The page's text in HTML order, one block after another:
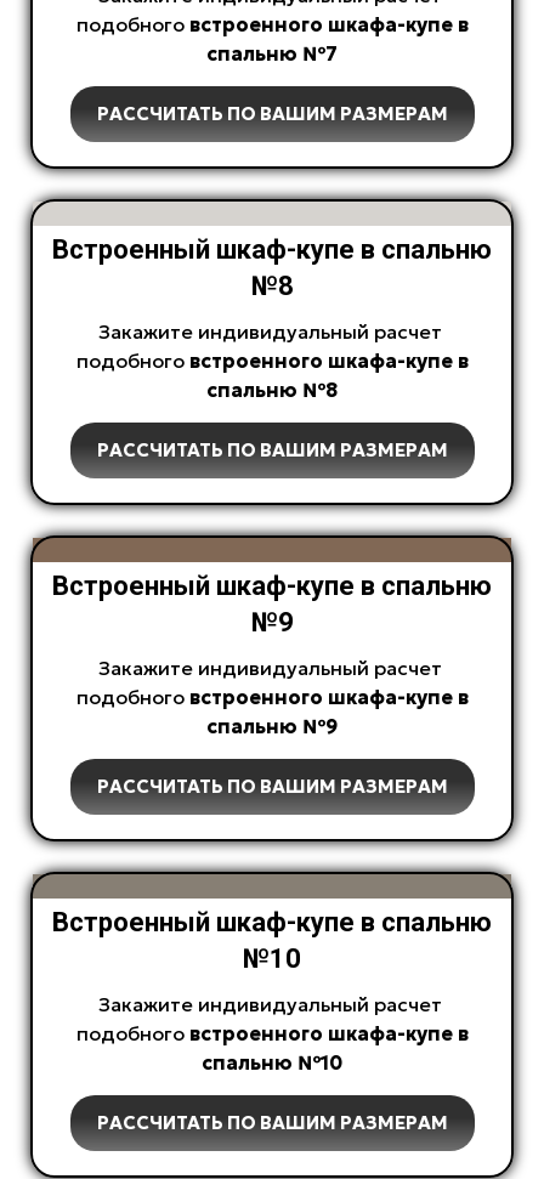
подобного встроенного шкафа-купе в
спальню №7
РАССЧИТАТЬ ПО ВАШИМ РАЗМЕРАМ
Встроенный шкаф-купе в спальню
№8
Закажите индивидуальный расчет
подобного встроенного шкафа-купе в
спальню №8
РАССЧИТАТЬ ПО ВАШИМ РАЗМЕРАМ
Встроенный шкаф-купе в спальню
№9
Закажите индивидуальный расчет
подобного встроенного шкафа-купе в
спальню №9
РАССЧИТАТЬ ПО ВАШИМ РАЗМЕРАМ
Встроенный шкаф-купе в спальню
№10
Закажите индивидуальный расчет
подобного встроенного шкафа-купе в
спальню №10
РАССЧИТАТЬ ПО ВАШИМ РАЗМЕРАМ